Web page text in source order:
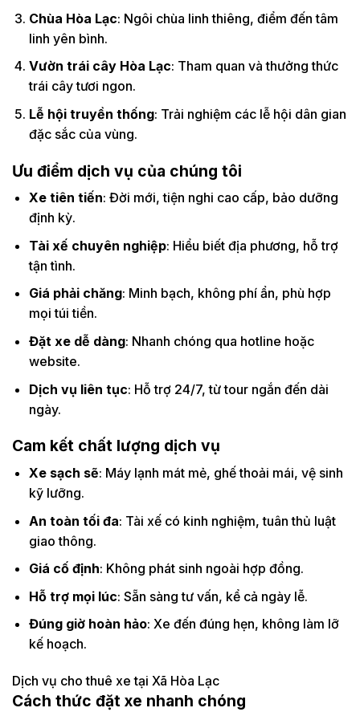
Chùa Hòa Lạc: Ngôi chùa linh thiêng, điểm đến tâm
linh yên bình.
Vườn trái cây Hòa Lạc: Tham quan và thưởng thức
trái cây tươi ngon.
Lễ hội truyền thống: Trải nghiệm các lễ hội dân gian
đặc sắc của vùng.
Ưu điểm dịch vụ của chúng tôi
Xe tiên tiến: Đời mới, tiện nghi cao cấp, bảo dưỡng
định kỳ.
Tài xế chuyên nghiệp: Hiểu biết địa phương, hỗ trợ
tận tình.
Giá phải chăng: Minh bạch, không phí ẩn, phù hợp
mọi túi tiền.
Đặt xe dễ dàng: Nhanh chóng qua hotline hoặc
website.
Dịch vụ liên tục: Hỗ trợ 24/7, từ tour ngắn đến dài
ngày.
Cam kết chất lượng dịch vụ
Xe sạch sẽ: Máy lạnh mát mẻ, ghế thoải mái, vệ sinh
kỹ lưỡng.
An toàn tối đa: Tài xế có kinh nghiệm, tuân thủ luật
giao thông.
Giá cố định: Không phát sinh ngoài hợp đồng.
Hỗ trợ mọi lúc: Sẵn sàng tư vấn, kể cả ngày lễ.
Đúng giờ hoàn hảo: Xe đến đúng hẹn, không làm lỡ
kế hoạch.
Dịch vụ cho thuê xe tại Xã Hòa Lạc
Cách thức đặt xe nhanh chóng